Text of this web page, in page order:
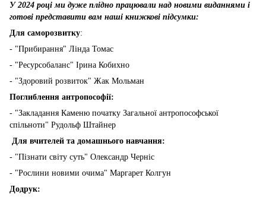
У 2024 році ми дуже плідно працювали над новими виданнями і
готові представити вам наші книжкові підсумки:
Для саморозвитку:
- "Прибирання" Лінда Томас
- "Ресурсобаланс" Ірина Кобихно
- "Здоровий розвиток" Жак Мольман
Поглиблення антропософії:
- "Закладання Каменю початку Загальної антропософської
спільноти" Рудольф Штайнер
Для вчителей та домашнього навчання:
- "Пізнати світу суть" Олександр Черніс
- "Рослини новими очима" Маргарет Колгун
Додрук: